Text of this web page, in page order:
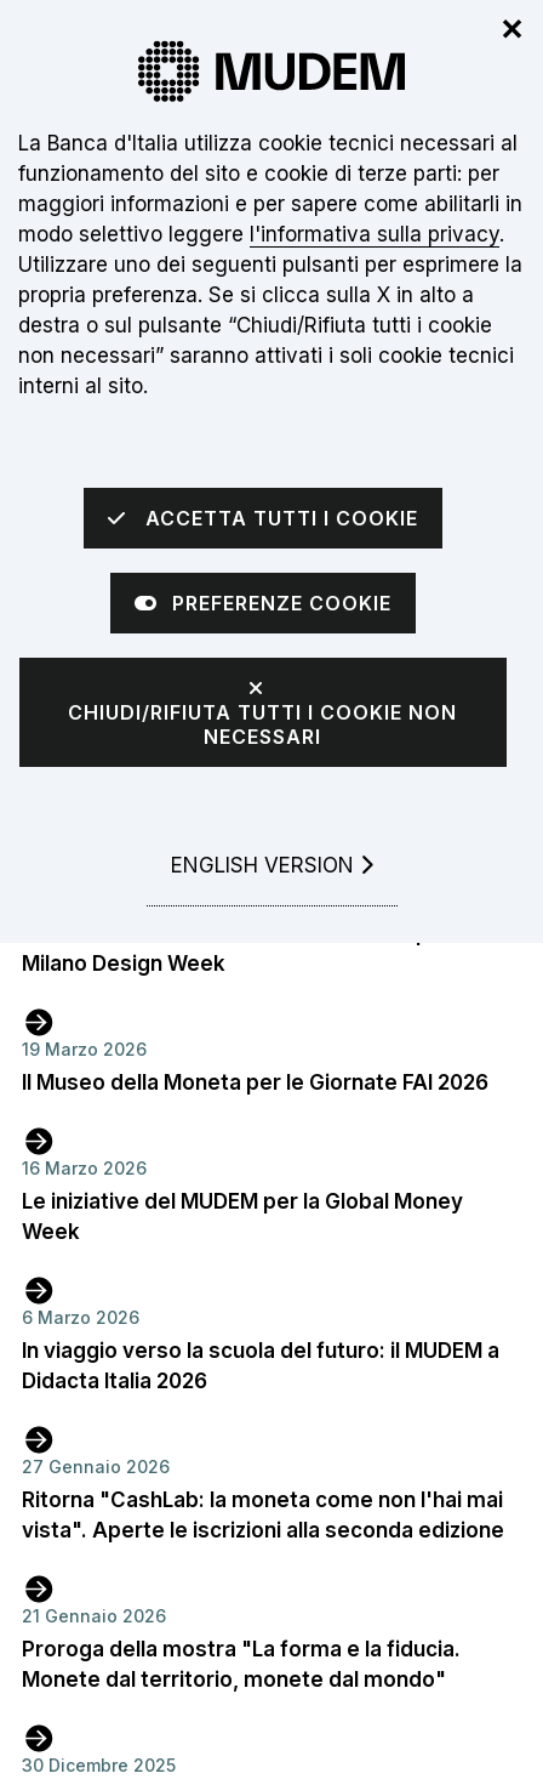
Il nuovo museo non è ancora aperto.
per info
IT
Torna alla home page
Apri
sei qui:
Home Notizie
Tutte le notizie
20 Aprile 2026
"Architetture della fiducia e valore della
Milano Design Week
19 Marzo 2026
Il Museo della Moneta per le Giornate FAI 2026
16 Marzo 2026
Le iniziative del MUDEM per la Global Money
Week
6 Marzo 2026
In viaggio verso la scuola del futuro: il MUDEM a
Didacta Italia 2026
27 Gennaio 2026
Ritorna "CashLab: la moneta come non l'hai mai
vista". Aperte le iscrizioni alla seconda edizione
21 Gennaio 2026
Proroga della mostra "La forma e la fiducia.
Monete dal territorio, monete dal mondo"
30 Dicembre 2025
✕
Informativa sui cookie:
La Banca d'Italia utilizza cookie tecnici necessari al
funzionamento del sito e cookie di terze parti: per
maggiori informazioni e per sapere come abilitarli in
modo selettivo leggere l'informativa sulla privacy.
Utilizzare uno dei seguenti pulsanti per esprimere la
propria preferenza. Se si clicca sulla X in alto a
destra o sul pulsante “Chiudi/Rifiuta tutti i cookie
non necessari” saranno attivati i soli cookie tecnici
interni al sito.
ACCETTA TUTTI I COOKIE
PREFERENZE COOKIE
CHIUDI/RIFIUTA TUTTI I COOKIE NON
NECESSARI
GO TO
ENGLISH VERSION